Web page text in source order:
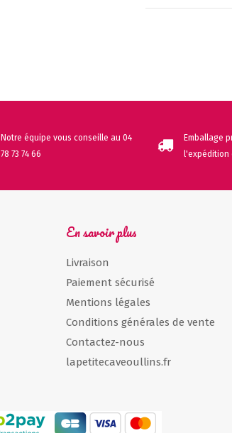
Notre équipe vous conseille au 04
78 73 74 66
Emballage
l'expédition
En savoir plus
Livraison
Paiement sécurisé
Mentions légales
Conditions générales de vente
Contactez-nous
lapetitecaveoullins.fr